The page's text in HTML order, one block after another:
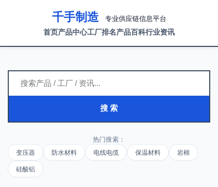
千手制造 专业供应链信息平台
首页产品中心工厂排名产品百科行业资讯
搜 索
热门搜索：
变压器
防水材料 电线电缆 保温材料 岩棉
硅酸铝